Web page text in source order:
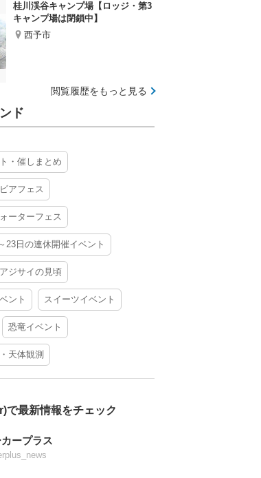
桂川渓谷キャンプ場【ロッジ・第3
キャンプ場は閉鎖中】
西予市
閲覧履歴をもっと見る
ド
・催しまとめ
アフェス
ーターフェス
23日の連休開催イベント
アジサイの見頃
ント スイーツイベント
恐竜イベント
天体観測
で最新情報をチェック
ープラス